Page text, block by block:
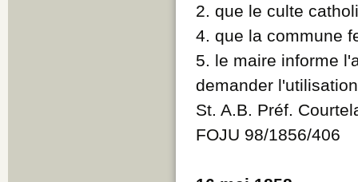
2. que le culte
4. que la commune
5. le maire informe
demander
St. A.B. Préf.
FOJU 98/1856/406